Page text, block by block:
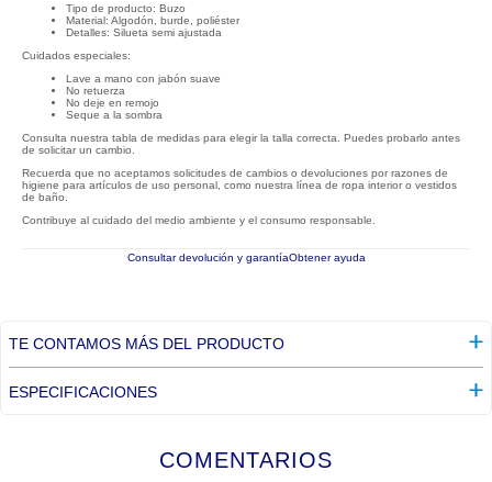
Tipo de producto: Buzo
Material: Algodón, burde, poliéster
Detalles: Silueta semi ajustada
Cuidados especiales:
Lave a mano con jabón suave
No retuerza
No deje en remojo
Seque a la sombra
Consulta nuestra tabla de medidas para elegir la talla correcta. Puedes probarlo antes
de solicitar un cambio.
Recuerda que no aceptamos solicitudes de cambios o devoluciones por razones de
higiene para artículos de uso personal, como nuestra línea de ropa interior o vestidos
de baño.
Contribuye al cuidado del medio ambiente y el consumo responsable.
Consultar devolución y garantíaObtener ayuda
TE CONTAMOS MÁS DEL PRODUCTO
ESPECIFICACIONES
COMENTARIOS